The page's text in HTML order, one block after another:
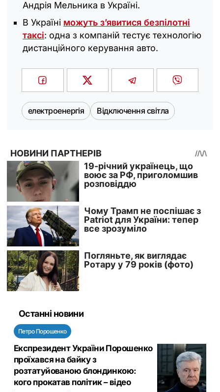
Андрія Мельника в Україні.
В Україні можуть з’явитися безпілотні
таксі: одна з компаній тестує технологію
дистанційного керування авто.
електроенергія Відключення світла
Останні новини
Петро Порошенко
Експрезидент України Порошенко
проїхався на байку з
розтатуйованою блондинкою:
кого прокатав політик – відео